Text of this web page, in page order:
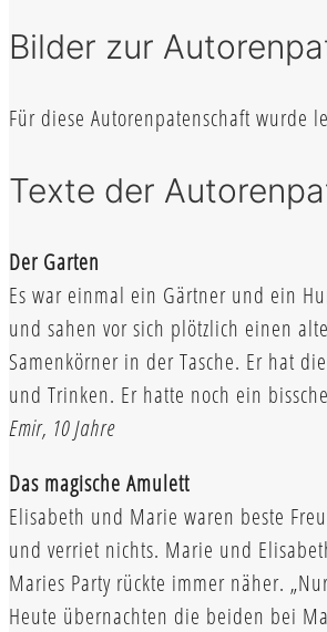
Bilder zur
Für diese Autorenpatenschaft
Texte der
Der Garten
Es war einmal ein Gärtner und ein
und sahen vor sich plötzlich einen
Samenkörner in der Tasche. Er hat
und Trinken. Er hatte noch ein
Emir, 10 Jahre
Das magische Amulett
Elisabeth und Marie waren beste
und verriet nichts. Marie und
Maries Party rückte immer näher.
Heute übernachten die beiden bei